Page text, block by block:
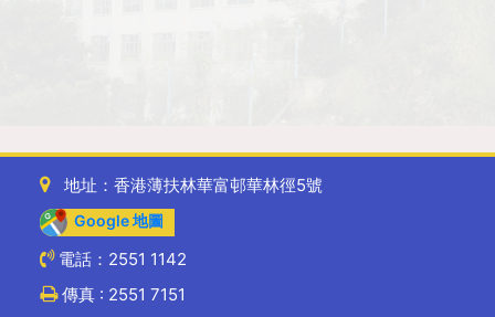
地址：香港薄扶林華富邨華林徑5號
Google 地圖
電話：2551 1142
傳真 : 2551 7151